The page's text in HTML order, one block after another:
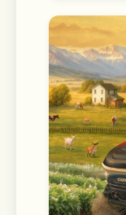
Your
Feel free
by chat